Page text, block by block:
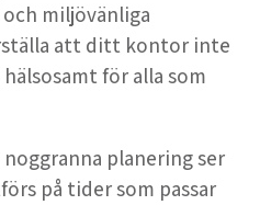
miljövänliga
att ditt kontor inte
för alla som
planering ser
på tider som passar